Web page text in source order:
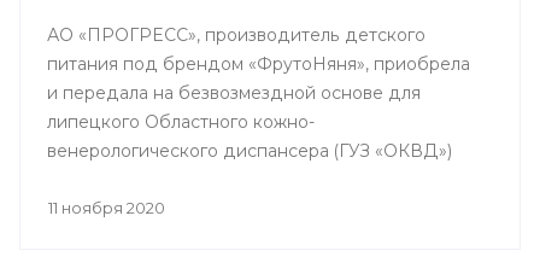
АО «ПРОГРЕСС», производитель детского
питания под брендом «ФрутоНяня», приобрела
и передала на безвозмездной основе для
липецкого Областного кожно-
венерологического диспансера (ГУЗ «ОКВД»)
тестов.
11 ноября 2020